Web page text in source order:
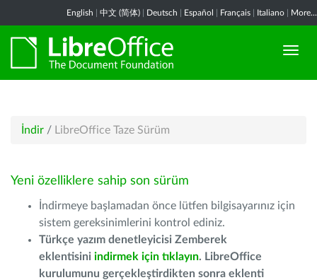
English 中文 (简体) Deutsch Español Français Italiano More...
İndir / LibreOffice Taze Sürüm
Yeni özelliklere sahip son sürüm
İndirmeye başlamadan önce lütfen bilgisayarınız için
sistem gereksinimlerini kontrol ediniz.
Türkçe yazım denetleyicisi Zemberek
eklentisini indirmek için tıklayın. LibreOffice
kurulumunu gerçekleştirdikten sonra eklenti